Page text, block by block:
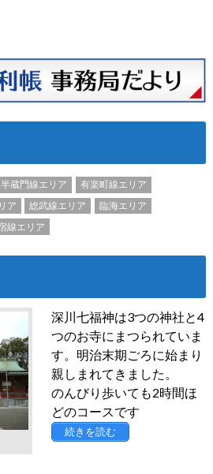
半蔵門線エリア
有楽町線エリア
ア 総武線エリア
臨海エリア
線エリア
深川七福神は3つの神社と4
つのお寺にまつられていま
す。明治末期ごろに始まり
親しまれてきました。
のんびり歩いても2時間ほ
どのコースです
続きを読む